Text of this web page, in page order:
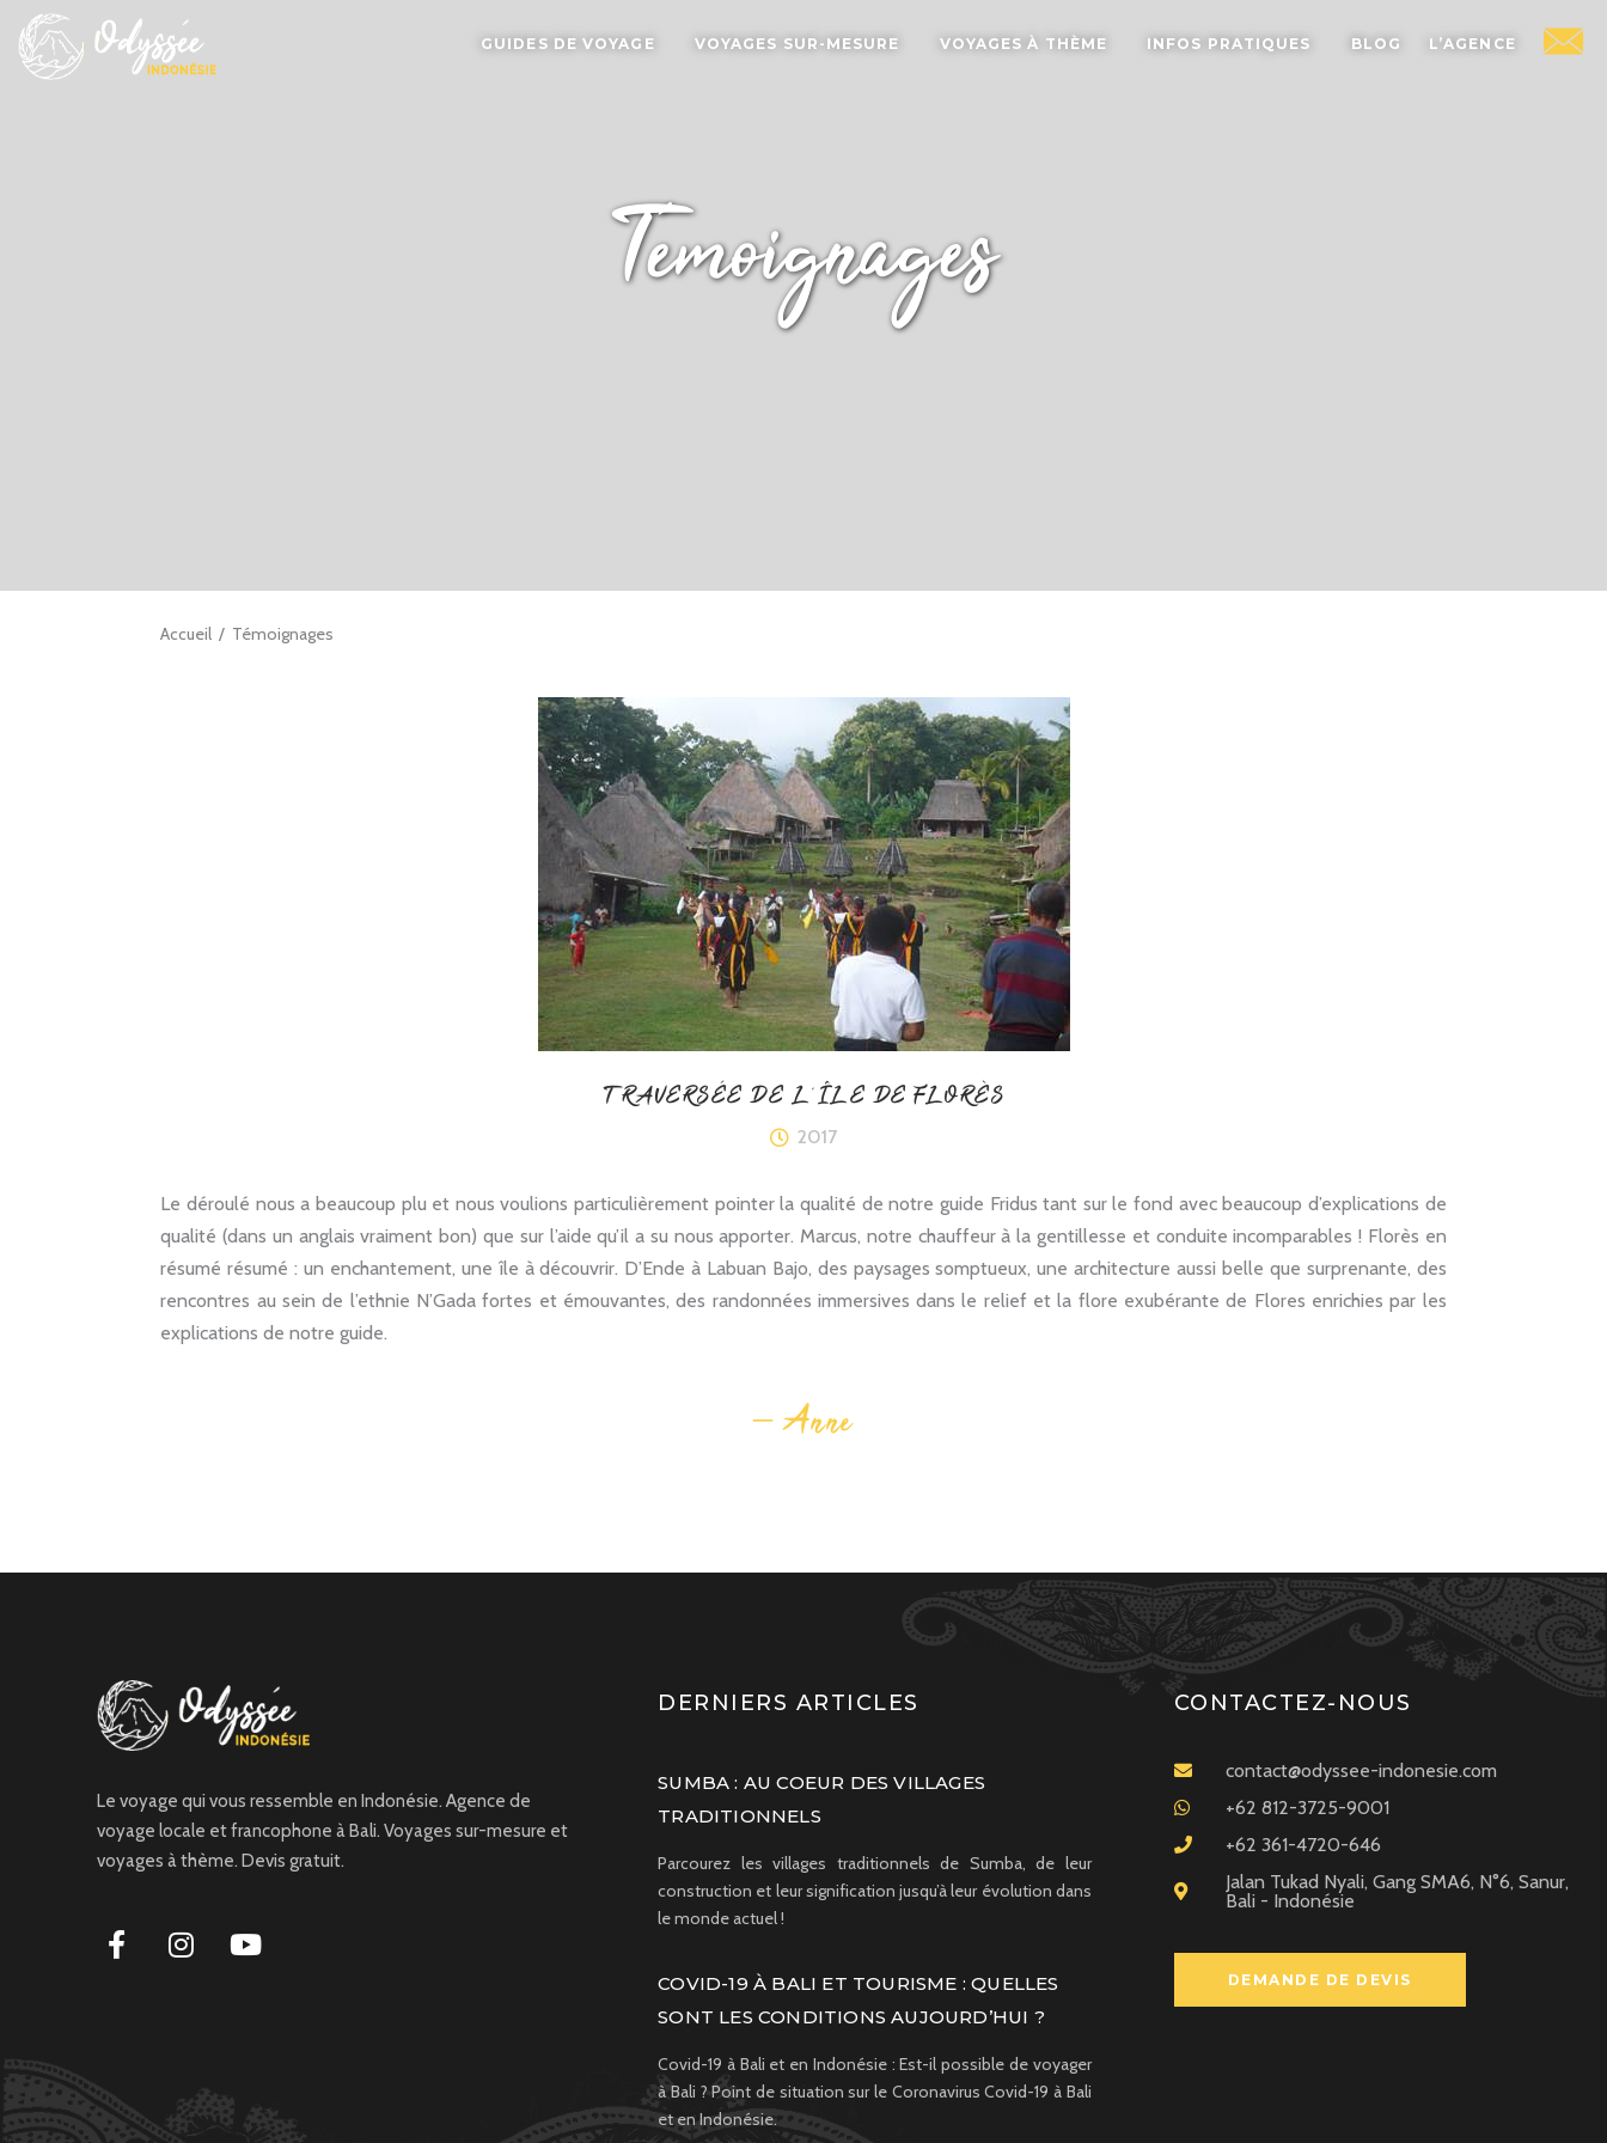
GUIDES DE VOYAGE VOYAGES SUR-MESURE VOYAGES À THÈME INFOS PRATIQUES BLOG L’AGENCE
Témoignages
Accueil / Témoignages
TRAVERSÉE DE L'ÎLE DE FLORÈS
2017
Le déroulé nous a beaucoup plu et nous voulions particulièrement pointer la qualité de notre guide Fridus tant sur le fond avec beaucoup d’explications de
qualité (dans un anglais vraiment bon) que sur l’aide qu’il a su nous apporter. Marcus, notre chauffeur à la gentillesse et conduite incomparables ! Florès en
résumé résumé : un enchantement, une île à découvrir. D’Ende à Labuan Bajo, des paysages somptueux, une architecture aussi belle que surprenante, des
rencontres au sein de l’ethnie N’Gada fortes et émouvantes, des randonnées immersives dans le relief et la flore exubérante de Flores enrichies par les
explications de notre guide.
– Anne
Le voyage qui vous ressemble en Indonésie. Agence de
voyage locale et francophone à Bali. Voyages sur-mesure et
voyages à thème. Devis gratuit.
DERNIERS ARTICLES
SUMBA : AU COEUR DES VILLAGES
TRADITIONNELS
Parcourez les villages traditionnels de Sumba, de leur
construction et leur signification jusqu’à leur évolution dans
le monde actuel !
COVID-19 À BALI ET TOURISME : QUELLES
SONT LES CONDITIONS AUJOURD’HUI ?
Covid-19 à Bali et en Indonésie : Est-il possible de voyager
à Bali ? Point de situation sur le Coronavirus Covid-19 à Bali
et en Indonésie.
CONTACTEZ-NOUS
contact@odyssee-indonesie.com
+62 812-3725-9001
+62 361-4720-646
Jalan Tukad Nyali, Gang SMA6, N°6, Sanur,
Bali - Indonésie
DEMANDE DE DEVIS